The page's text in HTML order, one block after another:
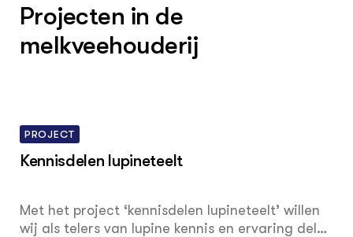
Projecten in de
melkveehouderij
PROJECT
Kennisdelen lupineteelt
Met het project ‘kennisdelen lupineteelt’ willen
wij als telers van lupine kennis en ervaring delen